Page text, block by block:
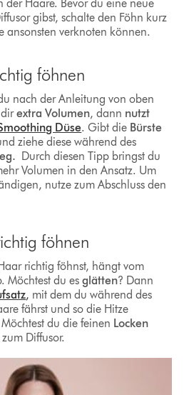
der Haare. Bevor du eine neue
gibst, schalte den Föhn kurz
ansonsten verknoten können.
föhnen
nach der Anleitung von oben
dirextra Volumen, dann nutzt
Düse. Gibt die Bürste
ziehe diese während des
Durch diesen Tipp bringst du
Volumen in den Ansatz. Um
nutze zum Abschluss den
föhnen
richtig föhnst, hängt vom
Möchtest du esglätten? Dann
, mit dem du während des
fährst und so die Hitze
du die feinen Locken
Diffusor.